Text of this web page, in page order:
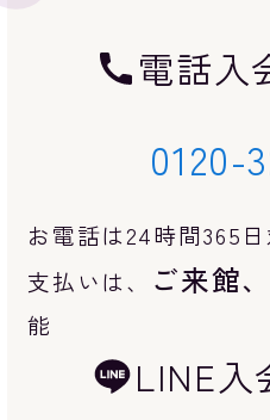
電話入
0120-
お電話は24時間365日
支払いは、
ご来館
能
LINE入